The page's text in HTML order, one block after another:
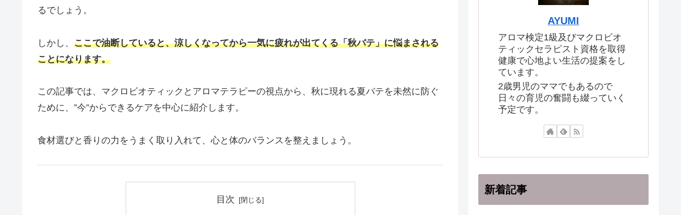
るでしょう。
しかし、 ここで油断していると、涼しくなってから一気に疲れが出てくる「秋バテ」に悩まされる
ことになります。
この記事では、マクロビオティックとアロマテラピーの視点から、秋に現れる夏バテを未然に防ぐ
ために、”今”からできるケアを中心に紹介します。
食材選びと香りの力をうまく取り入れて、心と体のバランスを整えましょう。
目次
AYUMI
アロマ検定1級及びマクロビオ
ティックセラピスト資格を取得
健康で心地よい生活の提案をし
ています。
2歳男児のママでもあるので
日々の育児の奮闘も綴っていく
予定です。
新着記事